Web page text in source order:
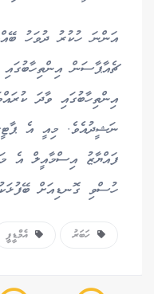
އަންނަ ހުކުރު ދުވަހު
ޗެއާޕާސަން
އިންތިހާބުގައި ވާދަ
ނަޝީދުއެވެ. މިއީ އެ
ފައްޔާޒު އިސްމާއީލް އެ
ހުސްވި ގޮނޑިއަށް
ހަބަރު އެމްޑީޕީ